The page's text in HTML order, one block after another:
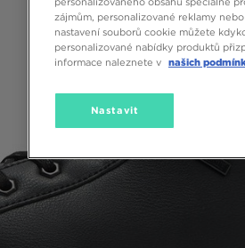
zájmům, personalizované reklamy
nastavení souborů cookie můžete
personalizované nabídky produktů
informace naleznete v našich
Nastavit